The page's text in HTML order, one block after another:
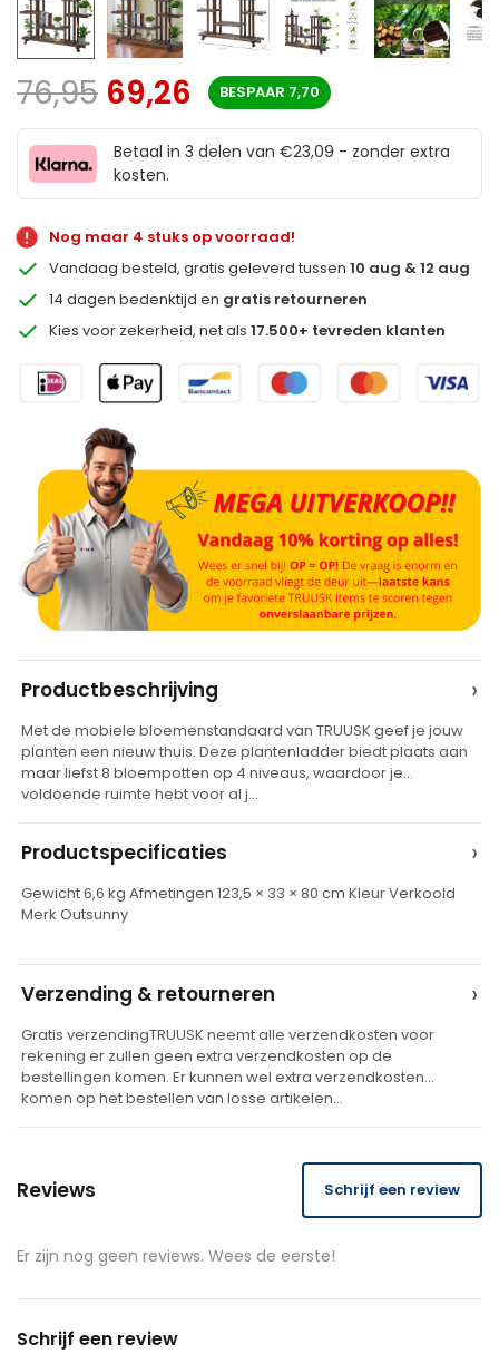
76,95 69,26 BESPAAR 7,70
Betaal in 3 delen van €23,09 - zonder extra
kosten.
Nog maar 4 stuks op voorraad!
Vandaag besteld, gratis geleverd tussen10 aug & 12 aug
14 dagen bedenktijd en gratis retourneren
Kies voor zekerheid, net als17.500+ tevreden klanten
t
e
r
a
t
e
Productbeschrijving ›
Met de mobiele bloemenstandaard van TRUUSK geef je jouw
planten een nieuw thuis. Deze plantenladder biedt plaats aan
maar liefst 8 bloempotten op 4 niveaus, waardoor je
voldoende ruimte hebt voor al j…
Productspecificaties ›
Gewicht 6,6 kg Afmetingen 123,5 × 33 × 80 cm Kleur Verkoold
Merk Outsunny
Verzending & retourneren ›
Gratis verzendingTRUUSK neemt alle verzendkosten voor
rekening er zullen geen extra verzendkosten op de
bestellingen komen. Er kunnen wel extra verzendkosten
komen op het bestellen van losse artikelen…
Reviews Schrijf een review
Er zijn nog geen reviews. Wees de eerste!
Schrijf een review